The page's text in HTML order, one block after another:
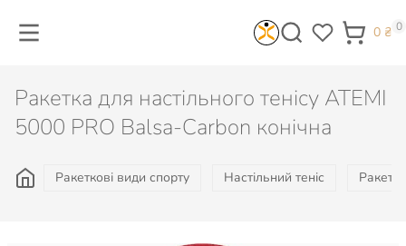
0 ₴ 0
Ракетка для настільного тенісу ATEMI
5000 PRO Balsa-Carbon конічна
Ракеткові види спорту Настільний теніс